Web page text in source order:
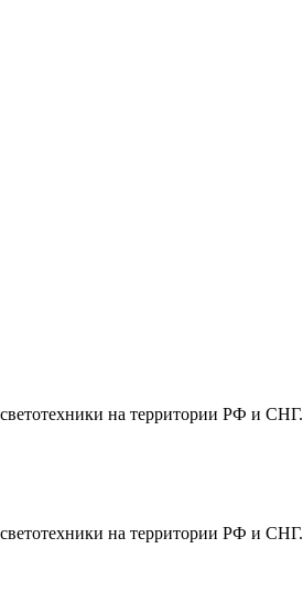
на территории РФ и СНГ.
на территории РФ и СНГ.